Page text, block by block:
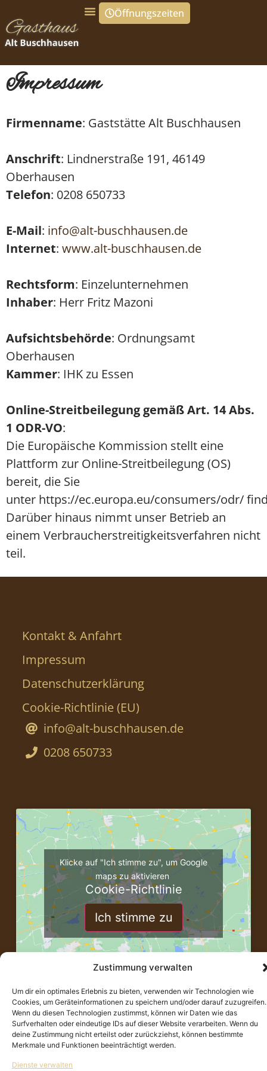
Zustimmung verwalten
Um dir ein optimales Erlebnis zu bieten, verwenden wir Technologien wie
Cookies, um Geräteinformationen zu speichern und/oder darauf zuzugreifen.
Wenn du diesen Technologien zustimmst, können wir Daten wie das
Surfverhalten oder eindeutige IDs auf dieser Website verarbeiten. Wenn du
deine Zustimmung nicht erteilst oder zurückziehst, können bestimmte
Merkmale und Funktionen beeinträchtigt werden.
Dienste verwalten
springen
Öffnungszeiten
Impressum
Firmenname: Gaststätte Alt Buschhausen
Anschrift: Lindnerstraße 191, 46149
Oberhausen
Telefon: 0208 650733
E-Mail: info@alt-buschhausen.de
Internet: www.alt-buschhausen.de
Rechtsform: Einzelunternehmen
Inhaber: Herr Fritz Mazoni
Aufsichtsbehörde: Ordnungsamt
Oberhausen
Kammer: IHK zu Essen
Online-Streitbeilegung gemäß Art. 14 Abs.
1 ODR-VO:
Die Europäische Kommission stellt eine
Plattform zur Online-Streitbeilegung (OS)
bereit, die Sie
unter https://ec.europa.eu/consumers/odr/
Darüber hinaus nimmt unser Betrieb an
einem Verbraucherstreitigkeitsverfahren nicht
teil.
Kontakt & Anfahrt
Impressum
Datenschutzerklärung
Cookie-Richtlinie (EU)
info@alt-buschhausen.de
0208 650733
Klicke auf "Ich stimme zu", um Google
maps zu aktivieren
Cookie-Richtlinie
Ich stimme zu